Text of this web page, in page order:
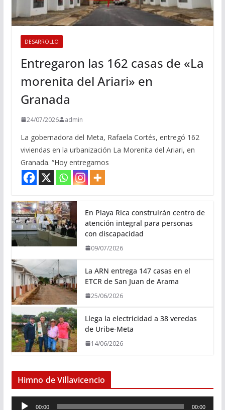
DESARROLLO
Entregaron las 162 casas de «La
morenita del Ariari» en
Granada
24/07/2026 admin
La gobernadora del Meta, Rafaela Cortés, entregó 162
viviendas en la urbanización La Morenita del Ariari, en
Granada. “Hoy entregamos
En Playa Rica construirán centro de
atención integral para personas
con discapacidad
09/07/2026
La ARN entrega 147 casas en el
ETCR de San Juan de Arama
25/06/2026
Llega la electricidad a 38 veredas
de Uribe-Meta
14/06/2026
Himno de Villavicencio
00:00 00:00